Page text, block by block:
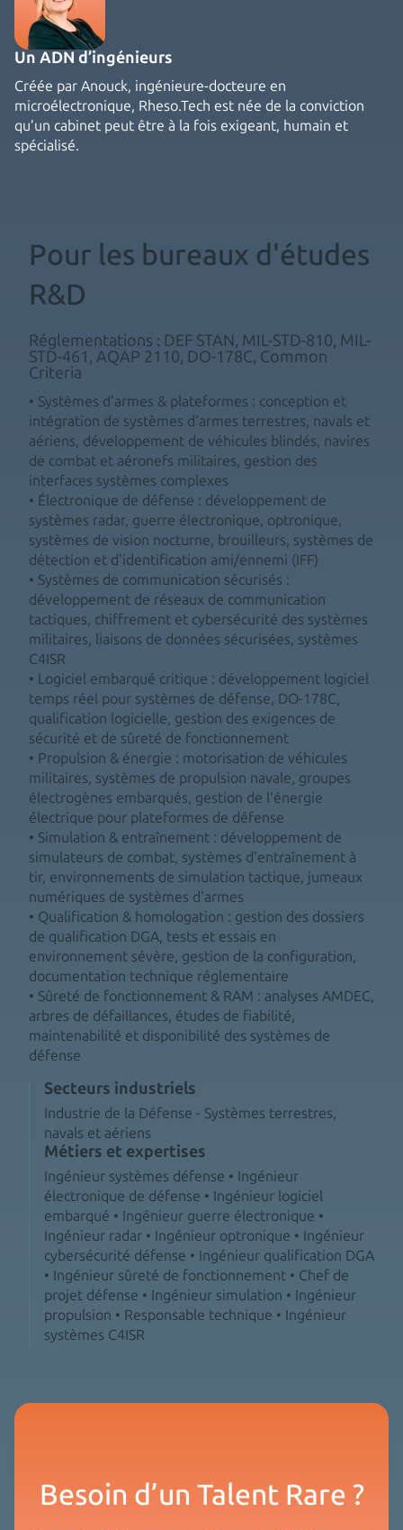
Un ADN d’ingénieurs
Créée par Anouck, ingénieure-docteure en
microélectronique, Rheso.Tech est née de la conviction
qu’un cabinet peut être à la fois exigeant, humain et
spécialisé.
Pour les bureaux d'études
R&D
Réglementations : DEF STAN, MIL-STD-810, MIL-
STD-461, AQAP 2110, DO-178C, Common
Criteria
• Systèmes d'armes & plateformes : conception et
intégration de systèmes d'armes terrestres, navals et
aériens, développement de véhicules blindés, navires
de combat et aéronefs militaires, gestion des
interfaces systèmes complexes
• Électronique de défense : développement de
systèmes radar, guerre électronique, optronique,
systèmes de vision nocturne, brouilleurs, systèmes de
détection et d'identification ami/ennemi (IFF)
• Systèmes de communication sécurisés :
développement de réseaux de communication
tactiques, chiffrement et cybersécurité des systèmes
militaires, liaisons de données sécurisées, systèmes
C4ISR
• Logiciel embarqué critique : développement logiciel
temps réel pour systèmes de défense, DO-178C,
qualification logicielle, gestion des exigences de
sécurité et de sûreté de fonctionnement
• Propulsion & énergie : motorisation de véhicules
militaires, systèmes de propulsion navale, groupes
électrogènes embarqués, gestion de l'énergie
électrique pour plateformes de défense
• Simulation & entraînement : développement de
simulateurs de combat, systèmes d'entraînement à
tir, environnements de simulation tactique, jumeaux
numériques de systèmes d'armes
• Qualification & homologation : gestion des dossiers
de qualification DGA, tests et essais en
environnement sévère, gestion de la configuration,
documentation technique réglementaire
• Sûreté de fonctionnement & RAM : analyses AMDEC,
arbres de défaillances, études de fiabilité,
maintenabilité et disponibilité des systèmes de
défense
Secteurs industriels
Industrie de la Défense - Systèmes terrestres,
navals et aériens
Métiers et expertises
Ingénieur systèmes défense • Ingénieur
électronique de défense • Ingénieur logiciel
embarqué • Ingénieur guerre électronique •
Ingénieur radar • Ingénieur optronique • Ingénieur
cybersécurité défense • Ingénieur qualification DGA
• Ingénieur sûreté de fonctionnement • Chef de
projet défense • Ingénieur simulation • Ingénieur
propulsion • Responsable technique • Ingénieur
systèmes C4ISR
Besoin d’un Talent Rare ?